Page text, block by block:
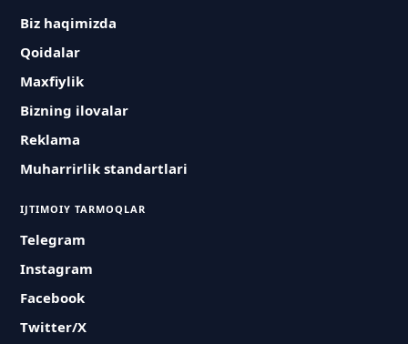
Biz haqimizda
Qoidalar
Maxfiylik
Bizning ilovalar
Reklama
Muharrirlik standartlari
IJTIMOIY TARMOQLAR
Telegram
Instagram
Facebook
Twitter/X